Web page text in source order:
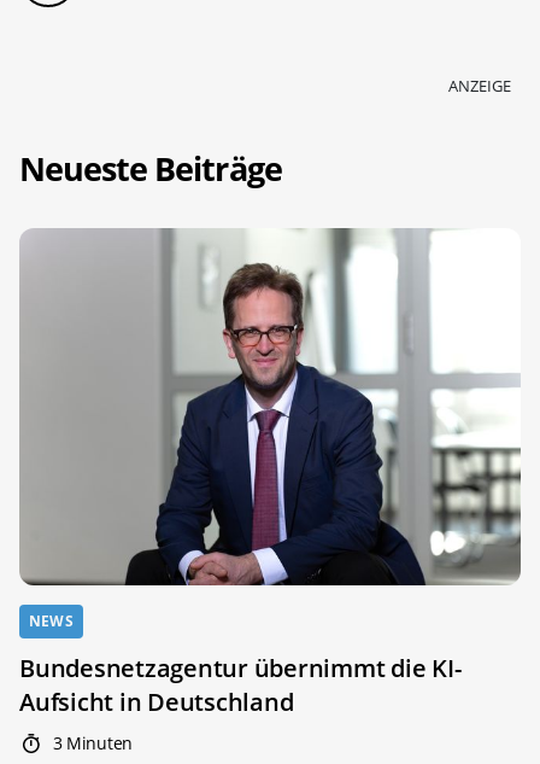
ANZEIGE
Neueste Beiträge
NEWS
Bundesnetzagentur übernimmt die KI-
Aufsicht in Deutschland
3 Minuten